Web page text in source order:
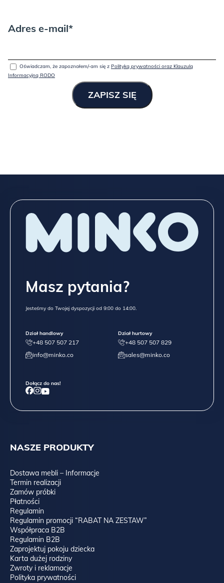
Adres e-mail*
Oświadczam, że zapoznałem/-am się z Polityką prywatności oraz Klauzulą
Informacyjną RODO
NASZE PRODUKTY
Dostawa mebli – Informacje
Termin realizacji
Zamów próbki
Płatności
Regulamin
Regulamin promocji “RABAT NA ZESTAW”
Współpraca B2B
Regulamin B2B
Zaprojektuj pokoju dziecka
Karta dużej rodziny
Zwroty i reklamacje
Polityka prywatności
Masz pytania?
Jesteśmy do Twojej dyspozycji od 9:00 do 14:00.
Dział handlowy
+48 507 507 217
info@minko.co
Dział hurtowy
+48 507 507 829
sales@minko.co
Dołącz do nas!